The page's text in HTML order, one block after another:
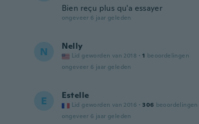
Bien reçu plus qu'a essayer
ongeveer 6 jaar geleden
N Nelly
Lid geworden van 2018 · 1 beoordelingen
ongeveer 6 jaar geleden
E Estelle
Lid geworden van 2016 · 306 beoordelingen
ongeveer 6 jaar geleden